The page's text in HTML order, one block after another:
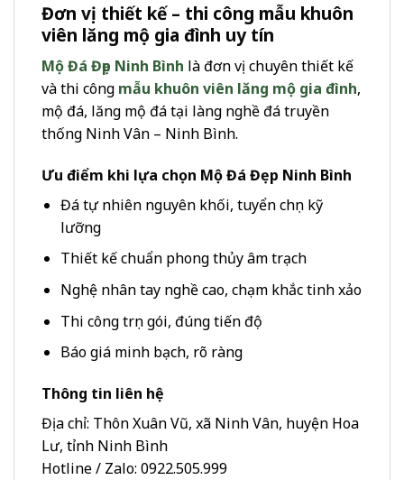
Đơn vị thiết kế – thi công mẫu khuôn
viên lăng mộ gia đình uy tín
Mộ Đá Đẹp Ninh Bình là đơn vị chuyên thiết kế
và thi công mẫu khuôn viên lăng mộ gia đình,
mộ đá, lăng mộ đá tại làng nghề đá truyền
thống Ninh Vân – Ninh Bình.
Ưu điểm khi lựa chọn Mộ Đá Đẹp Ninh Bình
Đá tự nhiên nguyên khối, tuyển chọn kỹ
lưỡng
Thiết kế chuẩn phong thủy âm trạch
Nghệ nhân tay nghề cao, chạm khắc tinh xảo
Thi công trọn gói, đúng tiến độ
Báo giá minh bạch, rõ ràng
Thông tin liên hệ
Địa chỉ: Thôn Xuân Vũ, xã Ninh Vân, huyện Hoa
Lư, tỉnh Ninh Bình
Hotline / Zalo: 0922.505.999